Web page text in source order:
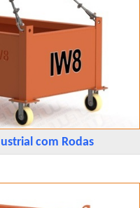
com Rodas